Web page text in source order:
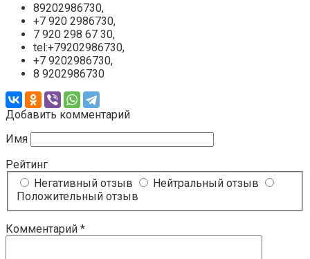
89202986730,
+7 920 2986730,
7 920 298 67 30,
tel:+79202986730,
+7 9202986730,
8 9202986730
Добавить комментарий
Имя
Рейтинг
Негативный отзыв
Нейтральный отзыв
Положительный отзыв
Комментарий *